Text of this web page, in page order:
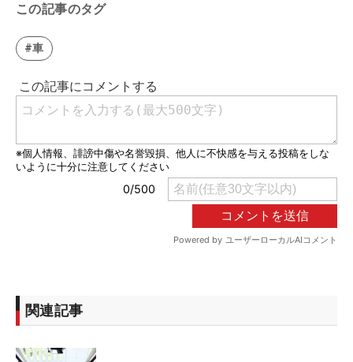
この記事のタグ
#車
関連記事